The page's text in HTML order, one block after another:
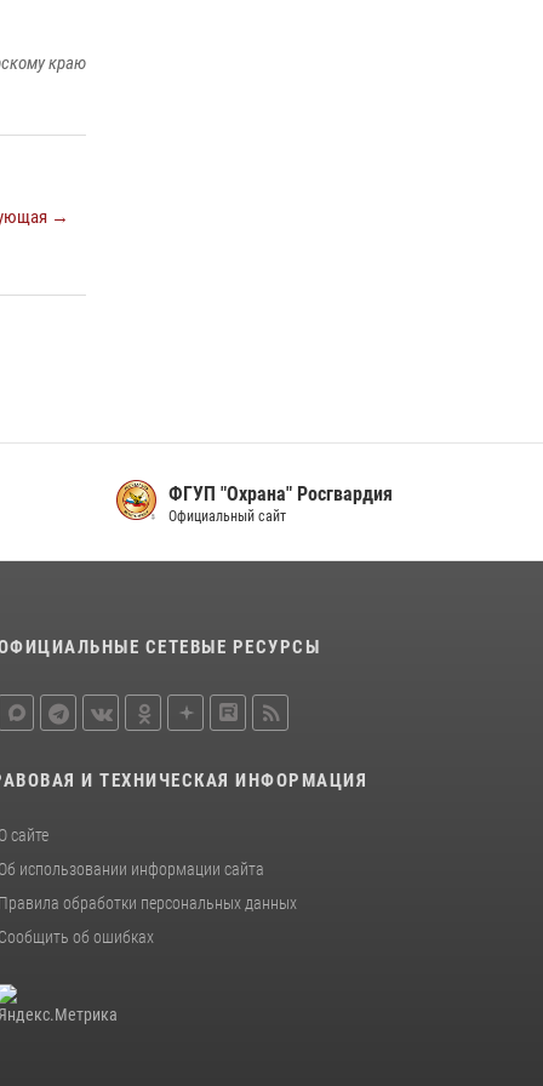
краю
→
ФГУП "Охрана" Росгвардия
Официальный сайт
СЕТЕВЫЕ РЕСУРСЫ
И ТЕХНИЧЕСКАЯ ИНФОРМАЦИЯ
О сайте
Об использовании информации сайта
Правила обработки персональных данных
Сообщить об ошибках